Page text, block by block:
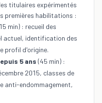
titulaires expérimentés
premières habilitations :
min) : recueil des
actuel, identification des
profil d'origine.
5 ans (45 min) :
2015, classes de
anti-endommagement,